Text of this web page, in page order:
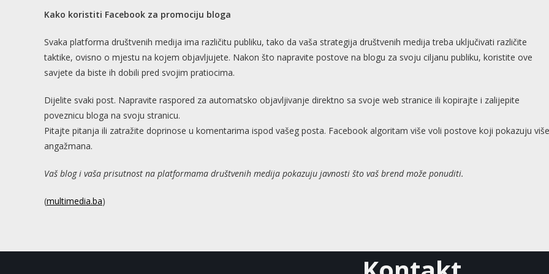
Kako koristiti Facebook za promociju bloga
Svaka platforma društvenih medija ima različitu publiku, tako da vaša strategija društvenih medija treba uključivati različite
taktike, ovisno o mjestu na kojem objavljujete. Nakon što napravite postove na blogu za svoju ciljanu publiku, koristite ove
savjete da biste ih dobili pred svojim pratiocima.
Dijelite svaki post. Napravite raspored za automatsko objavljivanje direktno sa svoje web stranice ili kopirajte i zalijepite
poveznicu bloga na svoju stranicu.
Pitajte pitanja ili zatražite doprinose u komentarima ispod vašeg posta. Facebook algoritam više voli postove koji pokazuju više
angažmana.
Vaš blog i vaša prisutnost na platformama društvenih medija pokazuju javnosti što vaš brend može ponuditi.
(multimedia.ba)